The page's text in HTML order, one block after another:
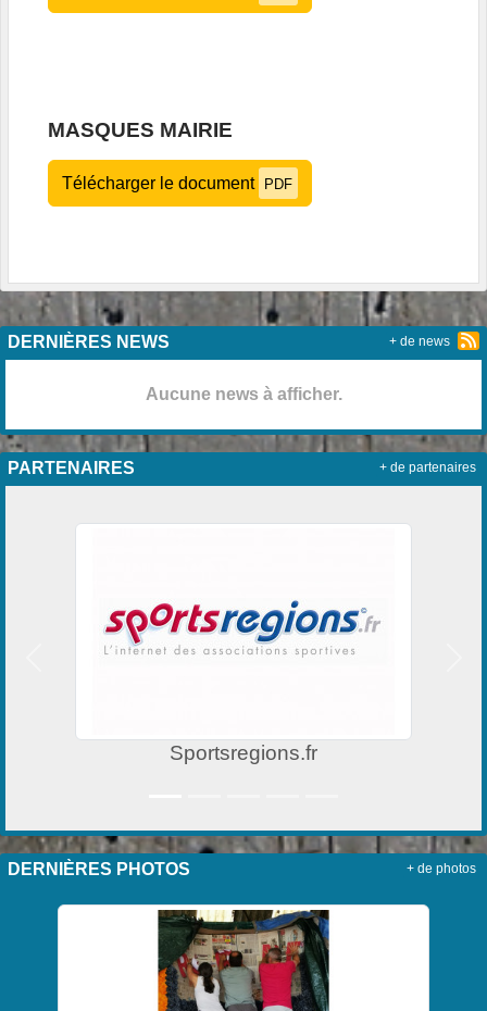
MASQUES MAIRIE
Télécharger le document PDF
DERNIÈRES NEWS
Aucune news à afficher.
+ de news
PARTENAIRES
Sportsregions.fr
+ de partenaires
DERNIÈRES PHOTOS + de photos